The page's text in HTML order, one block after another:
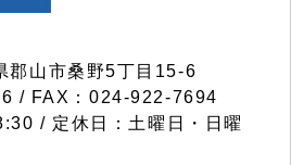
山市桑野5丁目15-6
/ FAX：024-922-7694
/ 定休日：土曜日・日曜